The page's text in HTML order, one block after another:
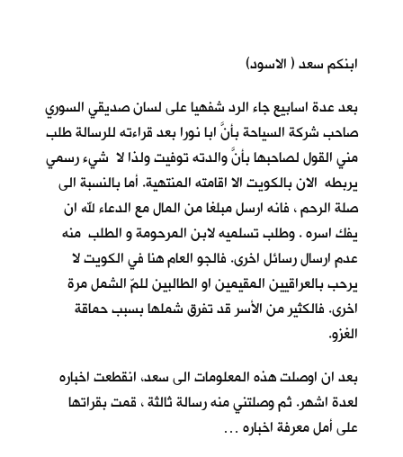
ابنكم سعد ( الاسود)
بعد عدة اسابيع جاء الرد شفهيا على لسان صديقي السوري
صاحب شركة السياحة بأنَّ ابا نورا بعد قراءته للرسالة طلب
مني القول لصاحبها بأنَّ والدته توفيت ولذا لا شيء رسمي
يربطه الان بالكويت الا اقامته المنتهية. أما بالنسبة الى
صلة الرحم ، فانه ارسل مبلغا من المال مع الدعاء لله ان
يفك اسره . وطلب تسلميه لابن المرحومة و الطلب منه
عدم ارسال رسائل اخرى. فالجو العام هنا في الكويت لا
يرحب بالعراقيين المقيمين او الطالبين للمّ الشمل مرة
اخرى. فالكثير من الأسر قد تفرق شملها بسبب حماقة
الغزو.
بعد ان اوصلت هذه المعلومات الى سعد، انقطعت اخباره
لعدة اشهر. ثم وصلتني منه رسالة ثالثة ، قمت بقراتها
على أمل معرفة اخباره …